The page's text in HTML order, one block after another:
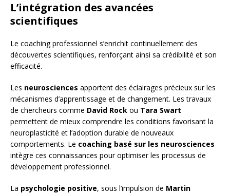
L’intégration des avancées
scientifiques
Le coaching professionnel s’enrichit continuellement des
découvertes scientifiques, renforçant ainsi sa crédibilité et son
efficacité.
Les neurosciences apportent des éclairages précieux sur les
mécanismes d’apprentissage et de changement. Les travaux
de chercheurs comme David Rock ou Tara Swart
permettent de mieux comprendre les conditions favorisant la
neuroplasticité et l’adoption durable de nouveaux
comportements. Le coaching basé sur les neurosciences
intègre ces connaissances pour optimiser les processus de
développement professionnel.
La psychologie positive, sous l’impulsion de Martin